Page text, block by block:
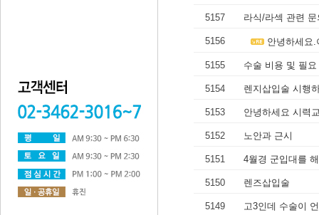
5157 라식/라섹 관련 문
5156 안녕하세요.
5155 수술 비용 및 필
5154 렌지삽입술 시행
5153 안녕하세요 시력
5152 노안과 근시
5151 4월경 군입대를
5150 렌즈삽입술
5149 고3인데 수술이